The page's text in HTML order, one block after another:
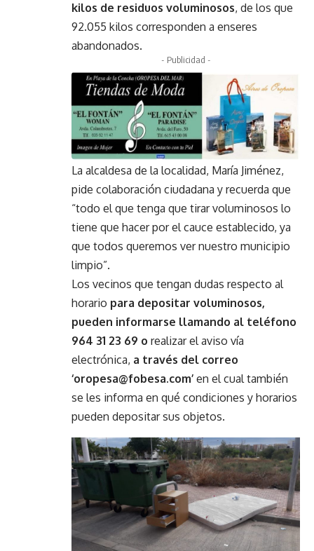
kilos de residuos voluminosos, de los que
92.055 kilos corresponden a enseres
abandonados.
- Publicidad -
La alcaldesa de la localidad, María Jiménez,
pide colaboración ciudadana y recuerda que
“todo el que tenga que tirar voluminosos lo
tiene que hacer por el cauce establecido, ya
que todos queremos ver nuestro municipio
limpio”.
Los vecinos que tengan dudas respecto al
horario para depositar voluminosos,
pueden informarse llamando al teléfono
964 31 23 69 o realizar el aviso vía
electrónica, a través del correo
‘oropesa@fobesa.com’ en el cual también
se les informa en qué condiciones y horarios
pueden depositar sus objetos.